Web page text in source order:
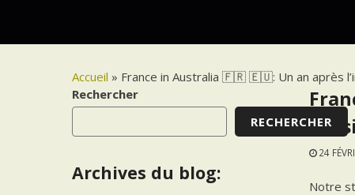
Accueil » France in Australia 🇫🇷 🇪🇺: Un an après
24
Notre
Rechercher
RECHERCHER
Archives du blog: